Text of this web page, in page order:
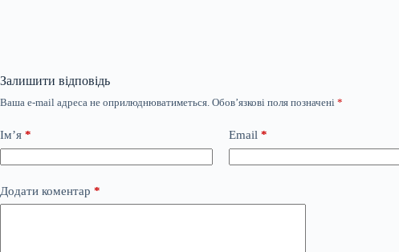
Залишити відповідь
Ваша e-mail адреса не оприлюднюватиметься. Обов’язкові поля позначені *
Ім’я * Email *
Додати коментар *